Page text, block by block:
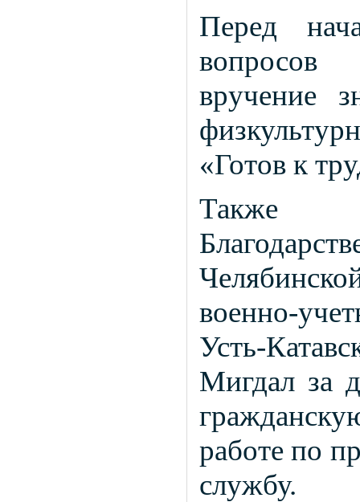
Перед
вопросов
вручение
«Готов к
Также
военно-
Усть-
Мигдал за
работе по
службу.